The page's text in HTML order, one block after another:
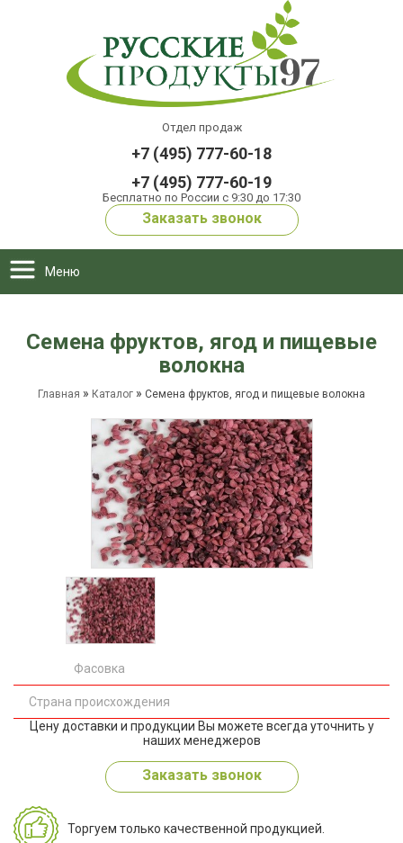
Отдел продаж
+7 (495) 777-60-18
+7 (495) 777-60-19
Бесплатно по России с 9:30 до 17:30
Заказать звонок
Меню
Семена фруктов, ягод и пищевые
волокна
Главная » Каталог » Семена фруктов, ягод и пищевые волокна
Фасовка
Страна происхождения
Цену доставки и продукции Вы можете всегда уточнить у
наших менеджеров
Заказать звонок
Торгуем только качественной продукцией.